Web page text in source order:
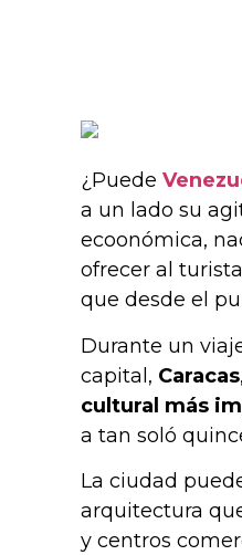
¿Puede
a un lado su
ecoonómica,
ofrecer al
que desde el
Durante un
capital, Caracas
cultural más
a tan soló
La ciudad
arquitectura
y centros